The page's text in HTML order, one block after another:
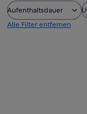
Aufenthaltsdauer
Alle Filter entfernen